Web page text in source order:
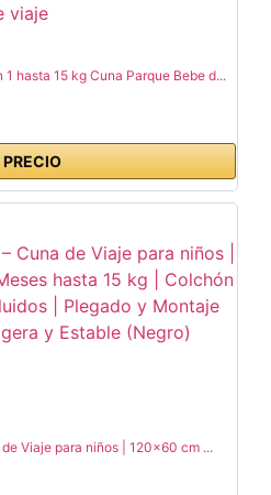
hasta 15 kg Cuna Parque Bebe d...
PRECIO
Viaje para niños | 120x60 cm ...